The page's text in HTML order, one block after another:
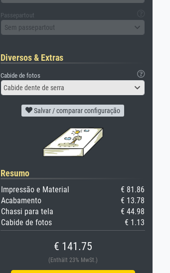
Passepartout
Sem passepartout
Diversos & Extras
Cabide de fotos
Cabide dente de serra
Salvar / comparar configuração
Resumo
Impressão e Material
€ 81.86
Acabamento
€ 13.78
Chassi para tela
€ 44.98
Cabide de fotos
€ 1.13
€ 141.75
(Enthält 23% MwSt.)